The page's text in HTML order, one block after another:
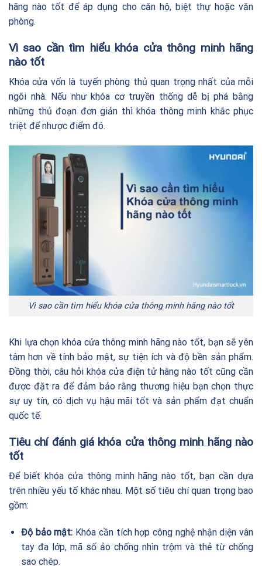
hãng nào tốt để áp dụng cho căn hộ, biệt thự hoặc văn
phòng.
Vì sao cần tìm hiểu khóa cửa thông minh hãng
nào tốt
Khóa cửa vốn là tuyến phòng thủ quan trọng nhất của mỗi
ngôi nhà. Nếu như khóa cơ truyền thống dễ bị phá bằng
những thủ đoạn đơn giản thì khóa thông minh khắc phục
triệt để nhược điểm đó.
Vì sao cần tìm hiểu khóa cửa thông minh hãng nào tốt
Khi lựa chọn khóa cửa thông minh hãng nào tốt, bạn sẽ yên
tâm hơn về tính bảo mật, sự tiện ích và độ bền sản phẩm.
Đồng thời, câu hỏi khóa cửa điện tử hãng nào tốt cũng cần
được đặt ra để đảm bảo rằng thương hiệu bạn chọn thực
sự uy tín, có dịch vụ hậu mãi tốt và sản phẩm đạt chuẩn
quốc tế.
Tiêu chí đánh giá khóa cửa thông minh hãng nào
tốt
Để biết khóa cửa thông minh hãng nào tốt, bạn cần dựa
trên nhiều yếu tố khác nhau. Một số tiêu chí quan trọng bao
gồm:
Độ bảo mật: Khóa cần tích hợp công nghệ nhận diện vân
tay đa lớp, mã số ảo chống nhìn trộm và thẻ từ chống
sao chép.